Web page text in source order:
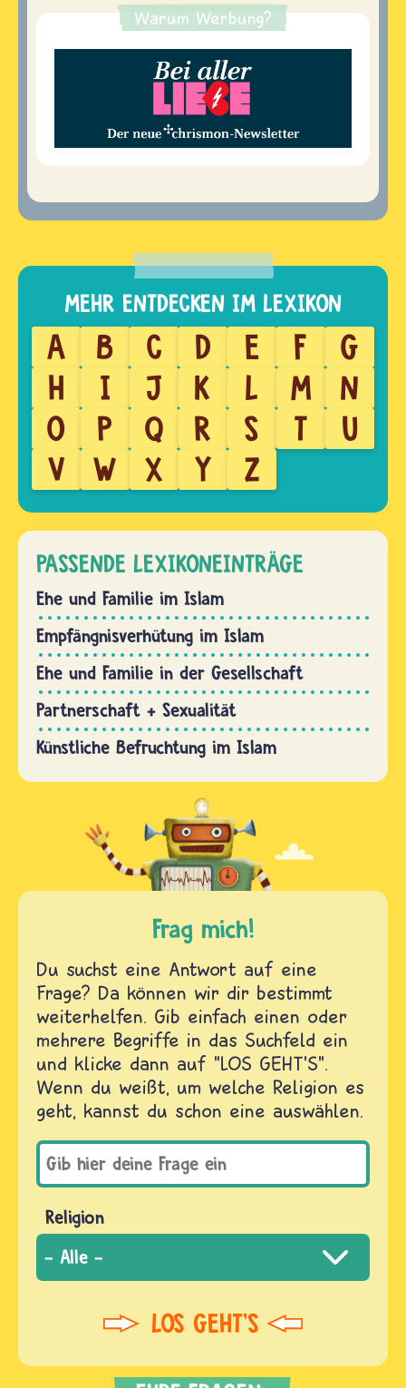
Warum Werbung?
A B C D E F
G
H
I J K L M
N
O
P Q R S T
U
V
W X Y Z
PASSENDE LEXIKONEINTRÄGE
Ehe und Familie im Islam
Empfängnisverhütung im Islam
Ehe und Familie in der Gesellschaft
Partnerschaft + Sexualität
Künstliche Befruchtung im Islam
Frag mich!
Du suchst eine Antwort auf eine
Frage? Da können wir dir bestimmt
weiterhelfen. Gib einfach einen oder
mehrere Begriffe in das Suchfeld ein
und klicke dann auf "LOS GEHT'S".
Wenn du weißt, um welche Religion es
geht, kannst du schon eine auswählen.
Religion